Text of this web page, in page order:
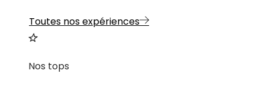
Toutes nos expériences
Nos tops